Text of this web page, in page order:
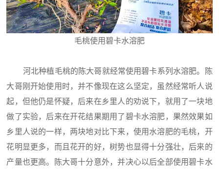
毛桃使用碧卡水溶肥
河北种植毛桃的陈大哥就经常使用碧卡系列水溶肥。陈
大哥刚开始使用时，并不像现在这么坚定，虽然经常听人说
起，但他仍是怀疑，后来在乡里人的劝说下，就用了一块地
做了实验，后来在开花结果期用了碧卡水溶肥，果然效果如
乡里人说的一样，两块地对比下来，使用水溶肥的毛桃，开
花明显更多，而且花开的好，树势也显得十分强壮，后来的
产量也更高。陈大哥十分意外，并决心以后全部使用碧卡水